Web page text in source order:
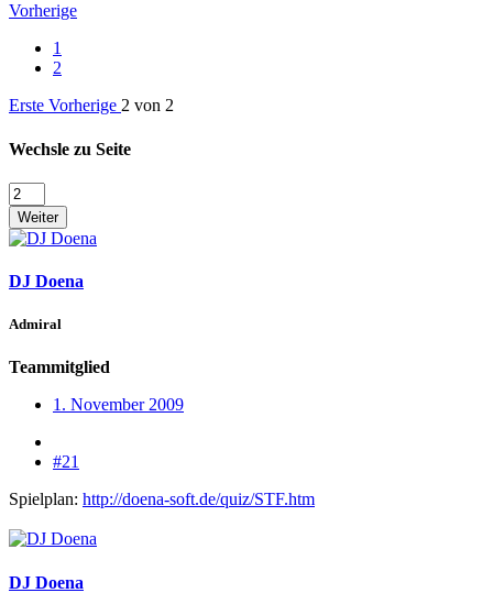
Vorherige
1
2
Erste Vorherige 2 von 2
Wechsle zu Seite
Weiter
DJ Doena
Admiral
Teammitglied
1. November 2009
#21
Spielplan: http://doena-soft.de/quiz/STF.htm
DJ Doena